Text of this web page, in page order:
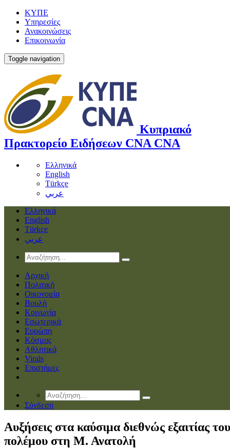
ΚΥΠΕ
Υπηρεσίες
Ανακοινώσεις
Επικοινωνία
Toggle navigation
Κυπριακό
Πρακτορείο Ειδήσεων CNA CNA
Ελληνικά
English
Türkçe
عربي
Ελληνικά
English
Türkçe
عربي
Αρχική
Πολιτική
Οικονομία
Βουλή
Κοινωνία
Εσωτερικά
Ευρώπη
Κόσμος
Αθλητικά
Virals
Επιστήμες
Σύνδεση
Αυξήσεις στα καύσιμα διεθνώς εξαιτίας του
πολέμου στη Μ. Ανατολή